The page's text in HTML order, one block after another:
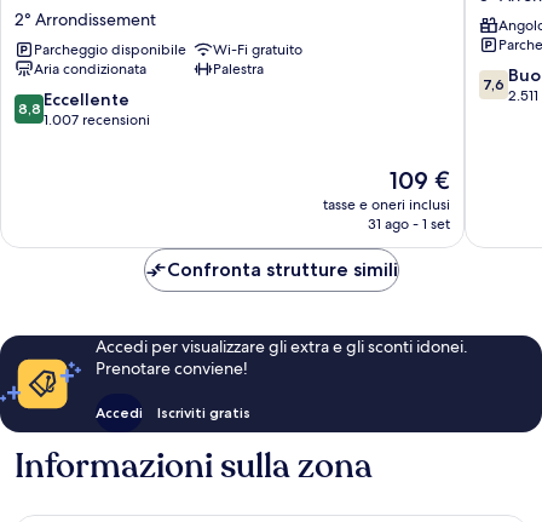
Centre
Vieux
Port
2°
Arrondissement
2° Arrondissement
Parcheggio disponibile
Wi-Fi gratuito
Aria condizionata
Palestra
8.8
su
8,8 Eccellente
1.007 recensioni
Il
prezzo
attuale
109 €
109 €
tasse e oneri inclusi
31 ago - 1 set
Prado
8°
7.6
su
7,6
Confronta strutture simili
Accedi per visualizzare gli extra e gli sconti idonei.
Prenotare conviene!
Accedi Iscriviti gratis
Informazioni sulla zona